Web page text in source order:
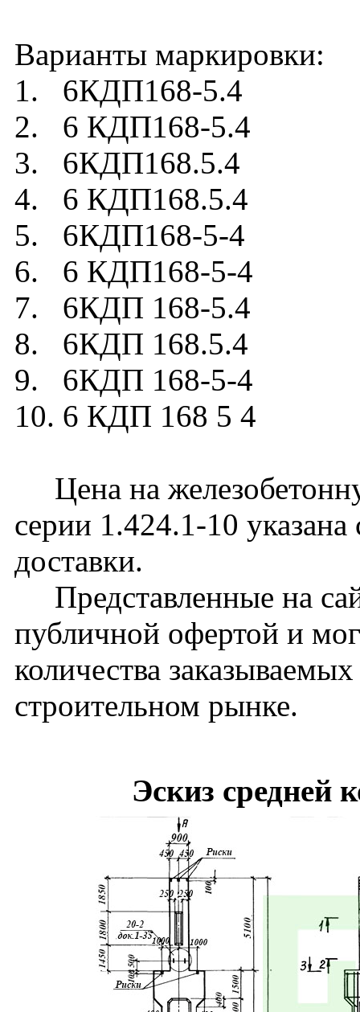
Варианты маркировки:
1. 6КДП168-5.4
2. 6 КДП168-5.4
3. 6КДП168.5.4
4. 6 КДП168.5.4
5. 6КДП168-5-4
6. 6 КДП168-5-4
7. 6КДП 168-5.4
8. 6КДП 168.5.4
9. 6КДП 168-5-4
10. 6 КДП 168 5 4
Цена на
серии 1.424.1-10
доставки.
Представленные на
публичной офертой и
количества
строительном рынке.
Эскиз средней